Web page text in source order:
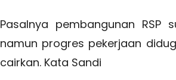
Pasalnya pembangunan RSP
namun progres pekerjaan
cairkan. Kata Sandi